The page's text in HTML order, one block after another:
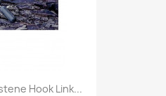
Hook Link...